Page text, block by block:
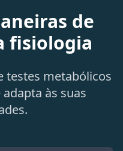
de
fisiologia
testes metabólicos
às suas